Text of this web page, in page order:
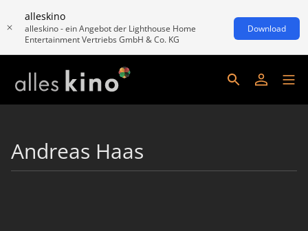
alleskino
alleskino - ein Angebot der Lighthouse Home
Entertainment Vertriebs GmbH & Co. KG
Download
Andreas Haas